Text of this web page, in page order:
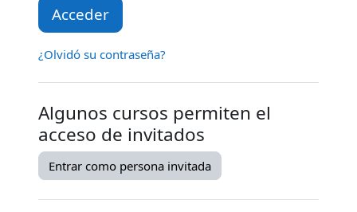
Acceder
¿Olvidó su contraseña?
Algunos cursos permiten el
acceso de invitados
Entrar como persona invitada